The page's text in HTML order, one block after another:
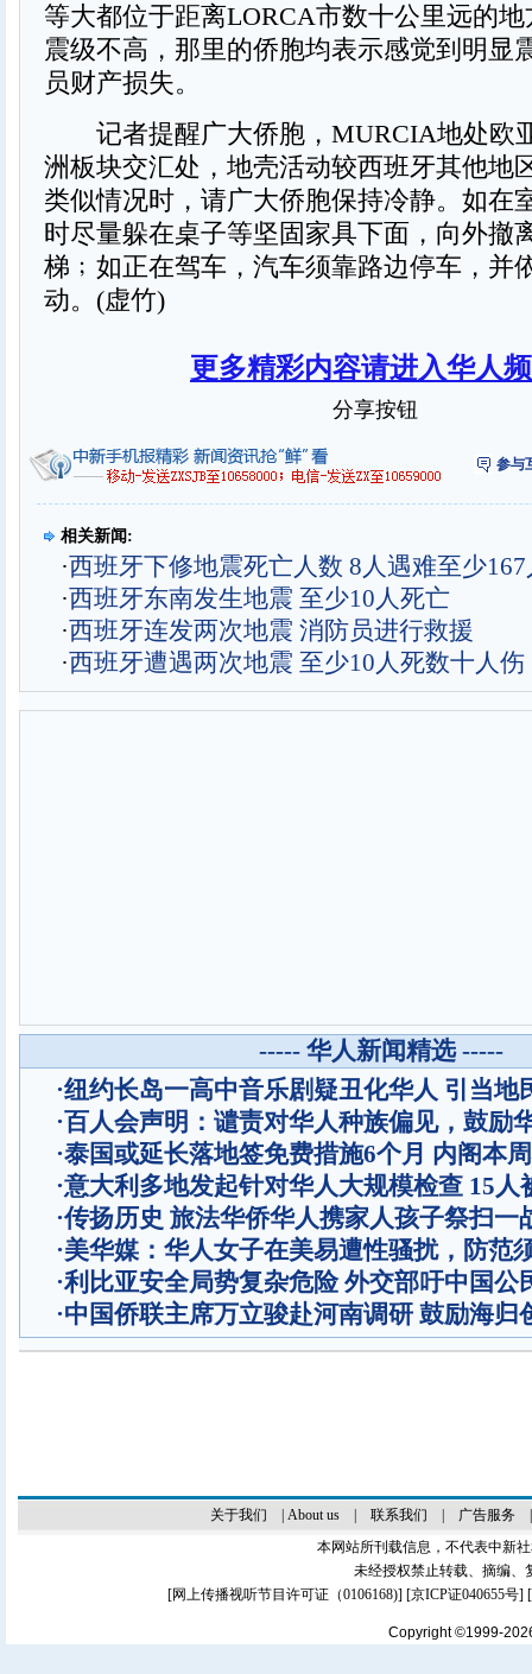
等大都位于距离LORCA市数十公里远的
震级不高，那里的侨胞均表示感觉到明显
员财产损失。
记者提醒广大侨胞，MURCIA地处欧
洲板块交汇处，地壳活动较西班牙其他地
类似情况时，请广大侨胞保持冷静。如在
时尽量躲在桌子等坚固家具下面，向外撤
梯﹔如正在驾车，汽车须靠路边停车，并
动。(虚竹)
更多精彩内容请进入华人
分享按钮
参与
相关新闻:
·西班牙下修地震死亡人数 8人遇难至少
·西班牙东南发生地震 至少10人死亡
·西班牙连发两次地震 消防员进行救援
·西班牙遭遇两次地震 至少10人死数十人伤
----- 华人新闻精选 -----
·纽约长岛一高中音乐剧疑丑化华人 引当地
·百人会声明：谴责对华人种族偏见，鼓励
·泰国或延长落地签免费措施6个月 内阁本
·意大利多地发起针对华人大规模检查 15人
·传扬历史 旅法华侨华人携家人孩子祭扫一
·美华媒：华人女子在美易遭性骚扰，防范
·利比亚安全局势复杂危险 外交部吁中国公
·中国侨联主席万立骏赴河南调研 鼓励海归
关于我们 About us| 联系我们 广告服务
本网站所刊载信息，不代表中新
未经授权禁止转载、摘编、
[网上传播视听节目许可证（0106168)] [京ICP证040655号]
Copyright ©1999-